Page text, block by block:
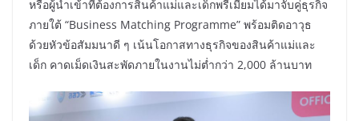
หรือผู้นำเข้าที่ต้องการสินค้าแม่และเด็กพรีเมี่ยมได้มาจับคู่ธุรกิจ
ภายใต้ “Business Matching Programme” พร้อมติดอาวุธ
ด้วยหัวข้อสัมมนาดี ๆ เน้นโอกาสทางธุรกิจของสินค้าแม่และ
เด็ก คาดเม็ดเงินสะพัดภายในงานไม่ต่ำกว่า 2,000 ล้านบาท